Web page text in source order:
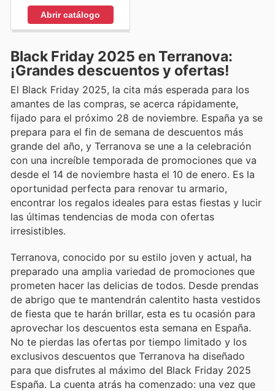
Abrir catálogo
Black Friday 2025 en Terranova:
¡Grandes descuentos y ofertas!
El Black Friday 2025, la cita más esperada para los
amantes de las compras, se acerca rápidamente,
fijado para el próximo 28 de noviembre. España ya se
prepara para el fin de semana de descuentos más
grande del año, y Terranova se une a la celebración
con una increíble temporada de promociones que va
desde el 14 de noviembre hasta el 10 de enero. Es la
oportunidad perfecta para renovar tu armario,
encontrar los regalos ideales para estas fiestas y lucir
las últimas tendencias de moda con ofertas
irresistibles.
Terranova, conocido por su estilo joven y actual, ha
preparado una amplia variedad de promociones que
prometen hacer las delicias de todos. Desde prendas
de abrigo que te mantendrán calentito hasta vestidos
de fiesta que te harán brillar, esta es tu ocasión para
aprovechar los descuentos esta semana en España.
No te pierdas las ofertas por tiempo limitado y los
exclusivos descuentos que Terranova ha diseñado
para que disfrutes al máximo del Black Friday 2025
España. La cuenta atrás ha comenzado: una vez que